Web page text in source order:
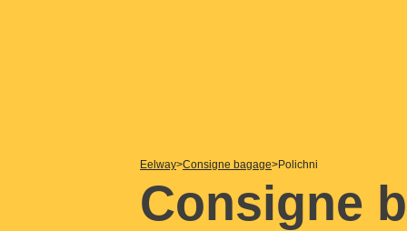
Eelway Consigne bagage Polichni
Consigne